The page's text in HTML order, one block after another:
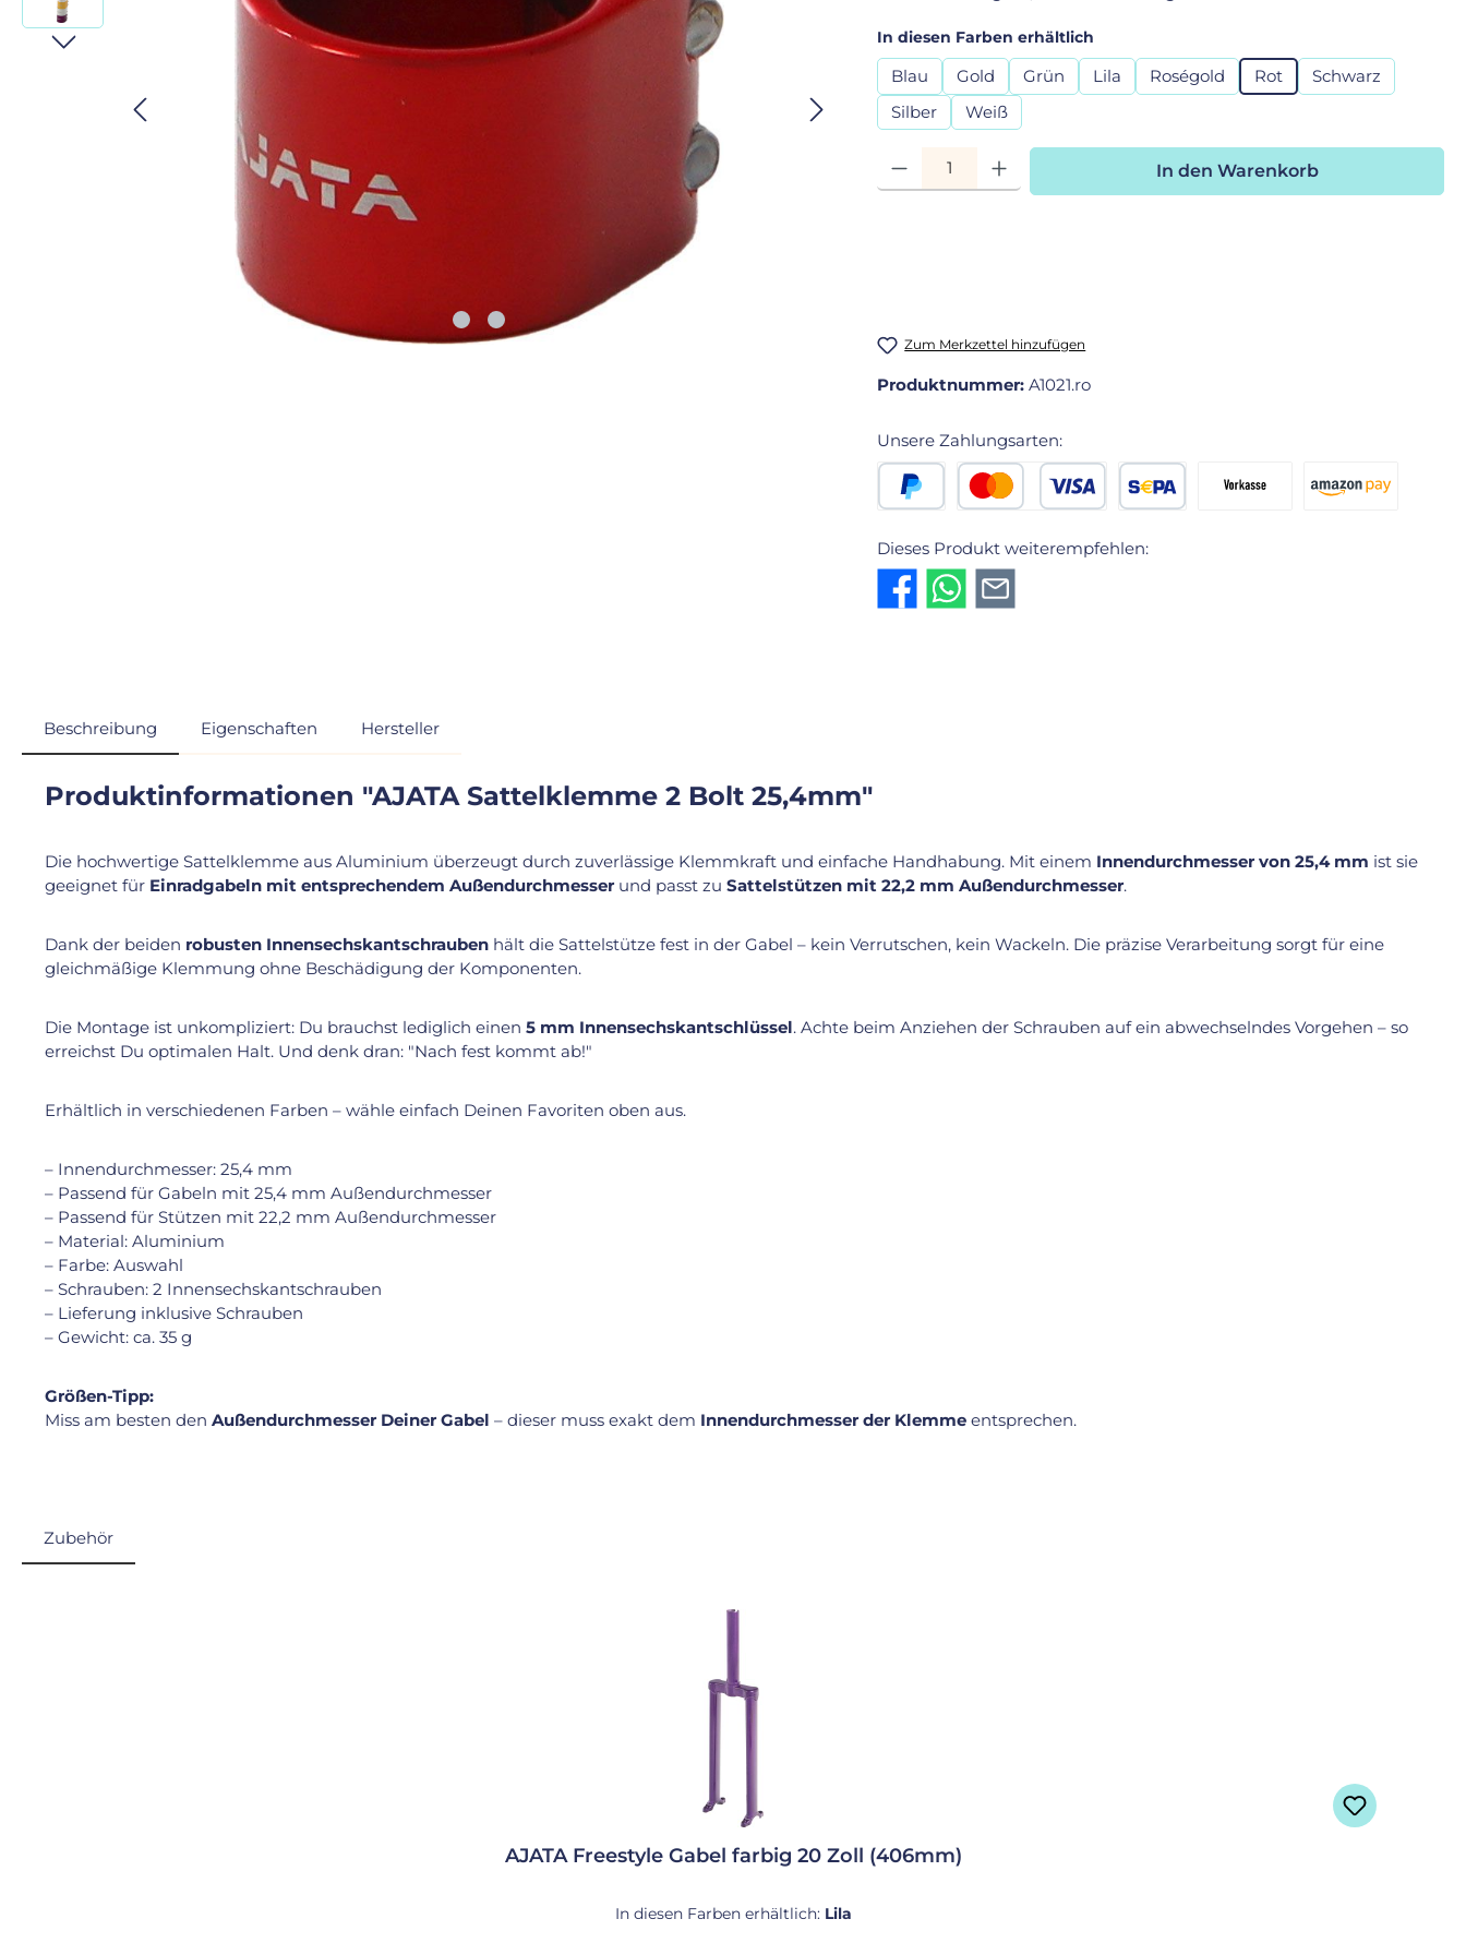
In diesen Farben erhältlich
Blau Gold Grün Lila Roségold Rot
Schwarz
Silber
Weiß
Produkt Anzahl: Gib den gewünschten Wert ein oder benutze die
In den Warenkorb
Zum Merkzettel hinzufügen
Produktnummer: A1021.ro
Unsere Zahlungsarten:
Dieses Produkt weiterempfehlen:
Beschreibung Eigenschaften Hersteller
Produktinformationen "AJATA Sattelklemme 2 Bolt 25,4mm"
Die hochwertige Sattelklemme aus Aluminium überzeugt durch zuverlässige Klemmkraft und einfache Handhabung. Mit einem Innendurchmesser von 25,4 mm ist sie
geeignet für Einradgabeln mit entsprechendem Außendurchmesser und passt zu Sattelstützen mit 22,2 mm Außendurchmesser.
Dank der beiden robusten Innensechskantschrauben hält die Sattelstütze fest in der Gabel – kein Verrutschen, kein Wackeln. Die präzise Verarbeitung sorgt für eine
gleichmäßige Klemmung ohne Beschädigung der Komponenten.
Die Montage ist unkompliziert: Du brauchst lediglich einen 5 mm Innensechskantschlüssel. Achte beim Anziehen der Schrauben auf ein abwechselndes Vorgehen – so
erreichst Du optimalen Halt. Und denk dran: "Nach fest kommt ab!"
Erhältlich in verschiedenen Farben – wähle einfach Deinen Favoriten oben aus.
– Innendurchmesser: 25,4 mm
– Passend für Gabeln mit 25,4 mm Außendurchmesser
– Passend für Stützen mit 22,2 mm Außendurchmesser
– Material: Aluminium
– Farbe: Auswahl
– Schrauben: 2 Innensechskantschrauben
– Lieferung inklusive Schrauben
– Gewicht: ca. 35 g
Größen-Tipp:
Miss am besten den Außendurchmesser Deiner Gabel – dieser muss exakt dem Innendurchmesser der Klemme entsprechen.
Zubehör
AJATA Freestyle Gabel farbig 20 Zoll (406mm)
In diesen Farben erhältlich: Lila